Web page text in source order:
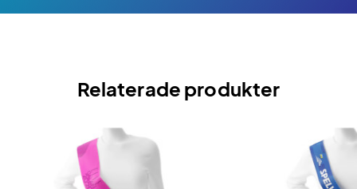
Relaterade produkter